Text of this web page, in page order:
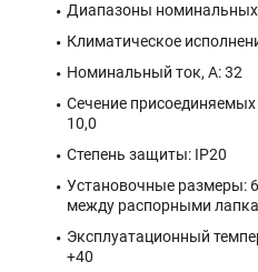
Диапазоны
Климатическое
Номинальный ток, А: 32
Сечение
10,0
Степень защиты: IP20
Установочные размеры:
между распорными
Эксплуатационный
+40